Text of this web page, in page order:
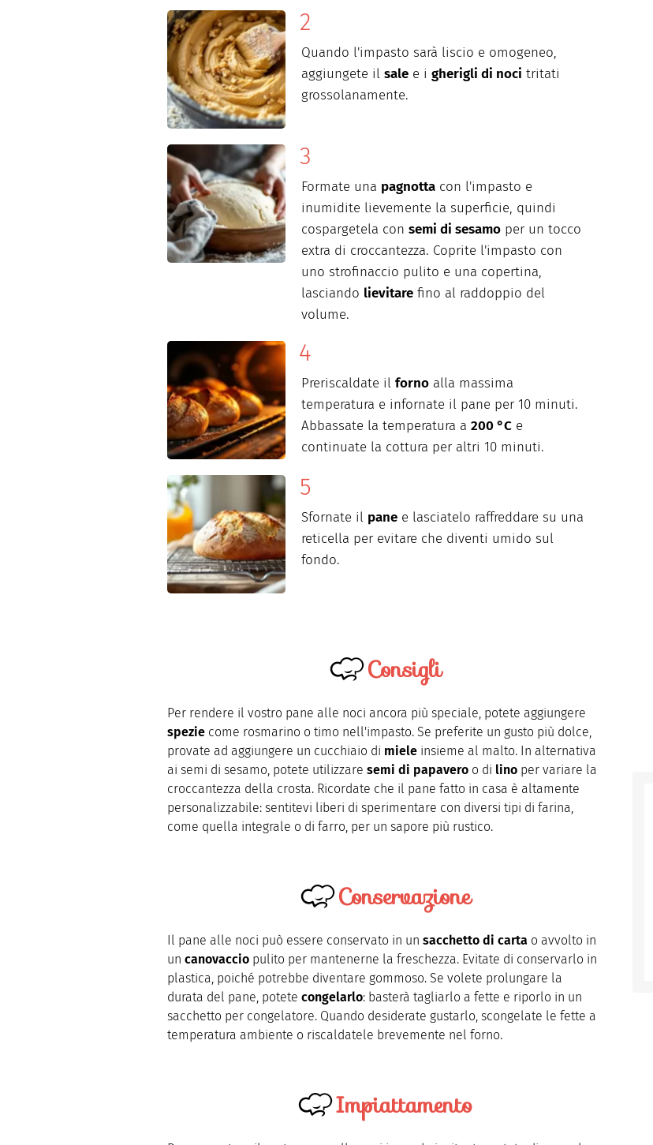
Quando l'impasto sarà liscio e omogeneo,
aggiungete il sale e i gherigli di noci tritati
grossolanamente.
Formate una pagnotta con l'impasto e
inumidite lievemente la superficie, quindi
cospargetela con semi di sesamo per un tocco
extra di croccantezza. Coprite l'impasto con
uno strofinaccio pulito e una copertina,
lasciando lievitare fino al raddoppio del
volume.
Preriscaldate il forno alla massima
temperatura e infornate il pane per 10 minuti.
Abbassate la temperatura a 200 °C e
continuate la cottura per altri 10 minuti.
Sfornate il pane e lasciatelo raffreddare su una
reticella per evitare che diventi umido sul
fondo.
Consigli
Per rendere il vostro pane alle noci ancora più speciale, potete aggiungere
spezie come rosmarino o timo nell'impasto. Se preferite un gusto più dolce,
provate ad aggiungere un cucchiaio di miele insieme al malto. In alternativa
ai semi di sesamo, potete utilizzare semi di papavero o di lino per variare la
croccantezza della crosta. Ricordate che il pane fatto in casa è altamente
personalizzabile: sentitevi liberi di sperimentare con diversi tipi di farina,
come quella integrale o di farro, per un sapore più rustico.
Conservazione
Il pane alle noci può essere conservato in un sacchetto di carta o avvolto in
un canovaccio pulito per mantenerne la freschezza. Evitate di conservarlo in
plastica, poiché potrebbe diventare gommoso. Se volete prolungare la
durata del pane, potete congelarlo: basterà tagliarlo a fette e riporlo in un
sacchetto per congelatore. Quando desiderate gustarlo, scongelate le fette a
temperatura ambiente o riscaldatele brevemente nel forno.
Impiattamento